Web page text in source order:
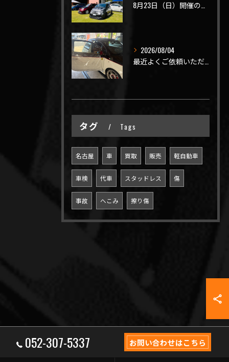
2026/08/04
タグ Tags
名古屋 車 買取 販売 軽自動車
車検 代車 スタッドレス 傷
事故 へこみ 擦り傷
052-307-5337 お問い合わせはこちら